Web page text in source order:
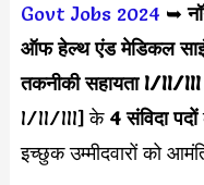
Govt Jobs 2024 ➥
ऑफ हेल्थ एंड मेडिकल
तकनीकी सहायता I/II/III
I/II/III] के4 संविदा पदों
इच्छुक उम्मीदवारों को